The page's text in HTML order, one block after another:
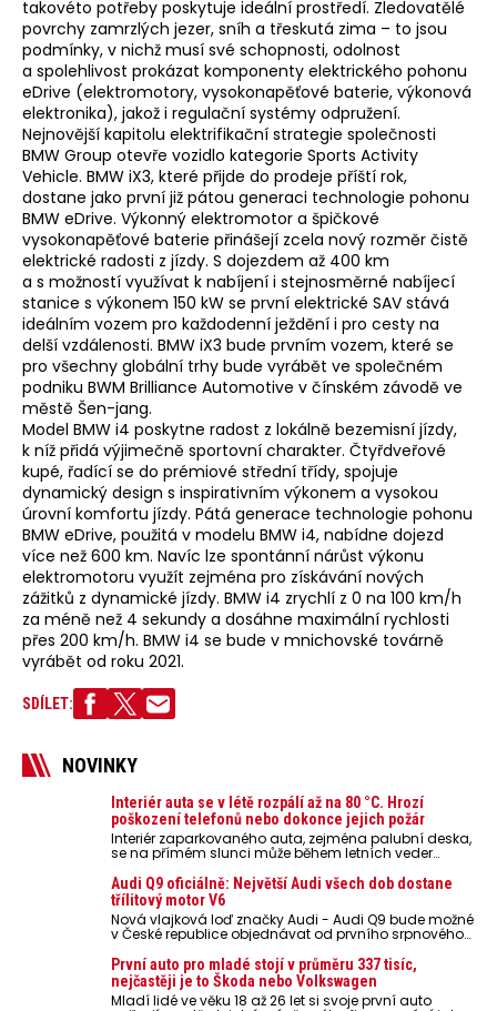
takovéto potřeby poskytuje ideální prostředí. Zledovatělé
povrchy zamrzlých jezer, sníh a třeskutá zima – to jsou
podmínky, v nichž musí své schopnosti, odolnost
a spolehlivost prokázat komponenty elektrického pohonu
eDrive (elektromotory, vysokonapěťové baterie, výkonová
elektronika), jakož i regulační systémy odpružení.
Nejnovější kapitolu elektrifikační strategie společnosti
BMW Group otevře vozidlo kategorie Sports Activity
Vehicle. BMW iX3, které přijde do prodeje příští rok,
dostane jako první již pátou generaci technologie pohonu
BMW eDrive. Výkonný elektromotor a špičkové
vysokonapěťové baterie přinášejí zcela nový rozměr čistě
elektrické radosti z jízdy. S dojezdem až 400 km
a s možností využívat k nabíjení i stejnosměrné nabíjecí
stanice s výkonem 150 kW se první elektrické SAV stává
ideálním vozem pro každodenní ježdění i pro cesty na
delší vzdálenosti. BMW iX3 bude prvním vozem, které se
pro všechny globální trhy bude vyrábět ve společném
podniku BWM Brilliance Automotive v čínském závodě ve
městě Šen-jang.
Model BMW i4 poskytne radost z lokálně bezemisní jízdy,
k níž přidá výjimečně sportovní charakter. Čtyřdveřové
kupé, řadící se do prémiové střední třídy, spojuje
dynamický design s inspirativním výkonem a vysokou
úrovní komfortu jízdy. Pátá generace technologie pohonu
BMW eDrive, použitá v modelu BMW i4, nabídne dojezd
více než 600 km. Navíc lze spontánní nárůst výkonu
elektromotoru využít zejména pro získávání nových
zážitků z dynamické jízdy. BMW i4 zrychlí z 0 na 100 km/h
za méně než 4 sekundy a dosáhne maximální rychlosti
přes 200 km/h. BMW i4 se bude v mnichovské továrně
vyrábět od roku 2021.
SDÍLET:
NOVINKY
Interiér auta se v létě rozpálí až na 80 °C. Hrozí
poškození telefonů nebo dokonce jejich požár
Interiér zaparkovaného auta, zejména palubní deska,
se na přímém slunci může během letních veder
nebezpečí pro odložené mobilní telefony, powerbanky
nebo notebooky. Můžou urychlit stárnutí baterií,
poškodit elektroniku a ve výjimečných případech i
zvýšit riziko požáru.
Audi Q9 oficiálně: Největší Audi všech dob dostane
třílitový motor V6
Nová vlajková loď značky Audi - Audi Q9 bude možné
v České republice objednávat od prvního srpnového
První auto pro mladé stojí v průměru 337 tisíc,
nejčastěji je to Škoda nebo Volkswagen
Mladí lidé ve věku 18 až 26 let si svoje první auto